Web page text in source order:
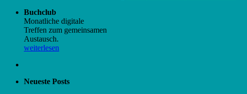
Buchclub
Monatliche digitale
Treffen zum gemeinsamen
Austausch.
weiterlesen
Neueste Posts